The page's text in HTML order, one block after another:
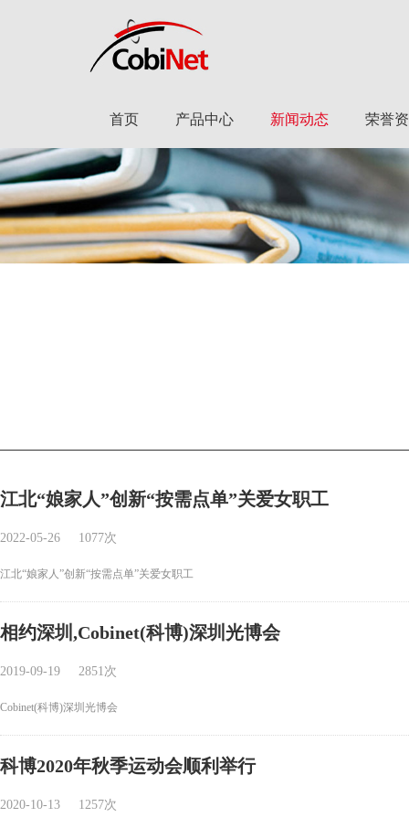
首页 产品中心 新闻动态 荣誉
江北“娘家人”创新“按需点单”关爱女职工
2022-05-26 1077次
江北“娘家人”创新“按需点单”关爱女职工
相约深圳,Cobinet(科博)深圳光博会
2019-09-19 2851次
Cobinet(科博)深圳光博会
科博2020年秋季运动会顺利举行
2020-10-13 1257次